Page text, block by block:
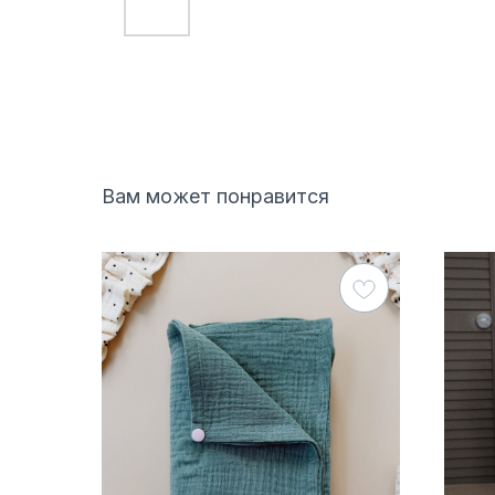
Вам может понравится